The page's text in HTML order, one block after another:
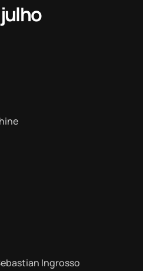
Ingrosso